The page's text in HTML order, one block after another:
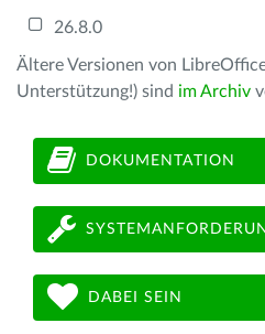
26.8.0
Ältere Versionen von
Unterstützung!) sind im Archiv
DOKUMENTATION
DABEI SEIN